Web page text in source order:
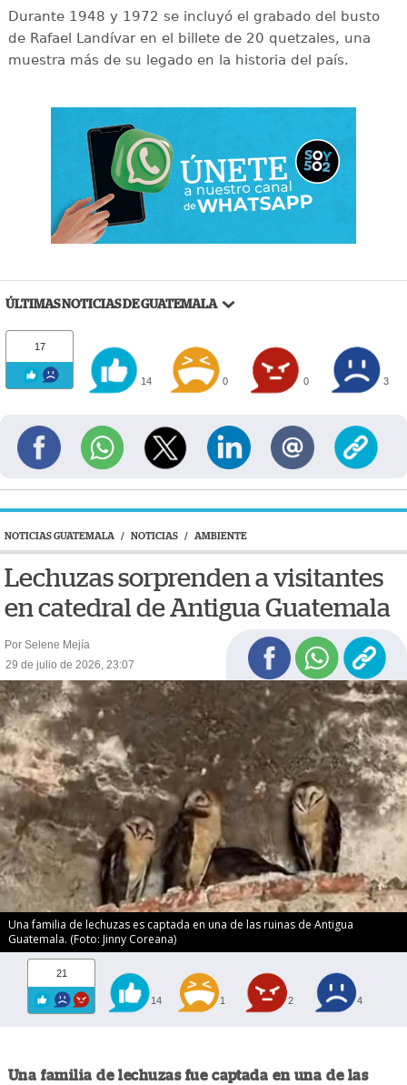
Durante 1948 y 1972 se incluyó el grabado del busto
de Rafael Landívar en el billete de 20 quetzales, una
muestra más de su legado en la historia del país.
ÚLTIMAS NOTICIAS DE GUATEMALA
17
14 0 0 3
NOTICIAS GUATEMALA / NOTICIAS / AMBIENTE
Lechuzas sorprenden a visitantes
en catedral de Antigua Guatemala
Por Selene Mejía
29 de julio de 2026, 23:07
Una familia de lechuzas es captada en una de las ruinas de Antigua
Guatemala. (Foto: Jinny Coreana)
21
14 1 2 4
Una familia de lechuzas fue captada en una de las